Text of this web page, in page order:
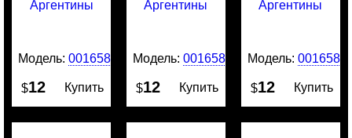
Модель:0016587
$12 Купить
Модель:0016586
$12 Купить
Модель: 0016584
$12 Купить